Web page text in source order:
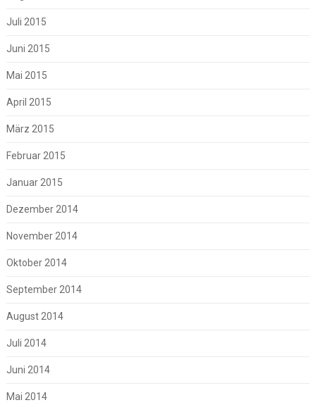
Juli 2015
Juni 2015
Mai 2015
April 2015
März 2015
Februar 2015
Januar 2015
Dezember 2014
November 2014
Oktober 2014
September 2014
August 2014
Juli 2014
Juni 2014
Mai 2014